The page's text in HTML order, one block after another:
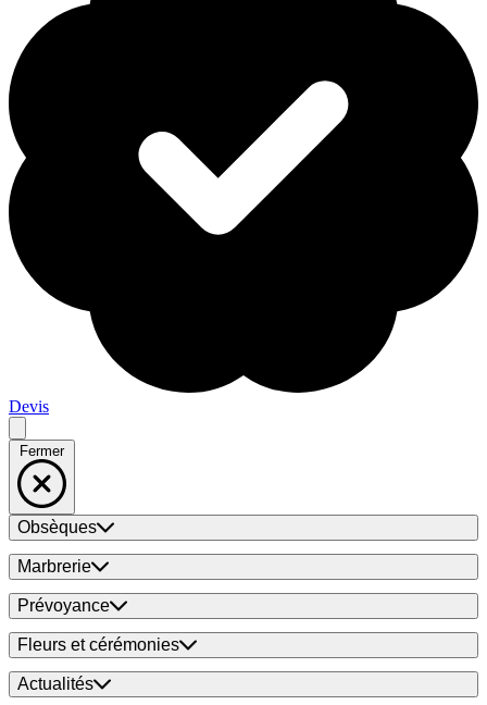
Devis
Fermer
Obsèques
Marbrerie
Prévoyance
Fleurs et cérémonies
Actualités